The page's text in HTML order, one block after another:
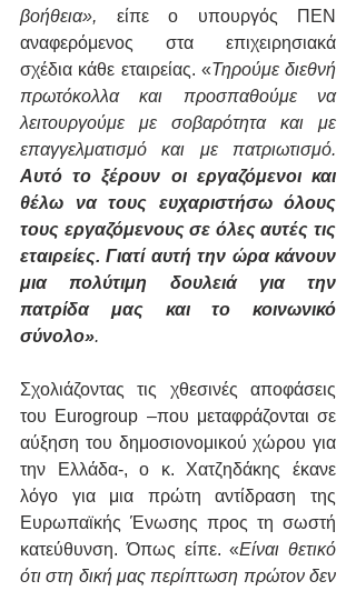
βοήθεια», είπε ο υπουργός ΠΕΝ
αναφερόμενος στα επιχειρησιακά
σχέδια κάθε εταιρείας. «Τηρούμε διεθνή
πρωτόκολλα και προσπαθούμε να
λειτουργούμε με σοβαρότητα και με
Αυτό το ξέρουν οι εργαζόμενοι και
θέλω να τους ευχαριστήσω όλους
τους εργαζόμενους σε όλες αυτές τις
εταιρείες. Γιατί αυτή την ώρα κάνουν
μια πολύτιμη δουλειά για την
πατρίδα μας και το κοινωνικό
σύνολο».
Σχολιάζοντας τις χθεσινές αποφάσεις
του Eurogroup –που μεταφράζονται σε
αύξηση του δημοσιονομικού χώρου για
την Ελλάδα-, ο κ. Χατζηδάκης έκανε
λόγο για μια πρώτη αντίδραση της
Ευρωπαϊκής Ένωσης προς τη σωστή
κατεύθυνση. Όπως είπε. «Είναι θετικό
ότι στη δική μας περίπτωση πρώτον δεν